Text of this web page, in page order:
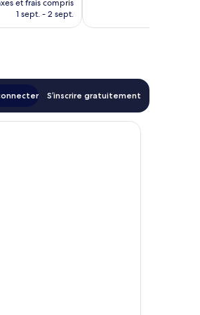
prix
et frais compris
1 sept. - 2 sept.
S’inscrire gratuitement